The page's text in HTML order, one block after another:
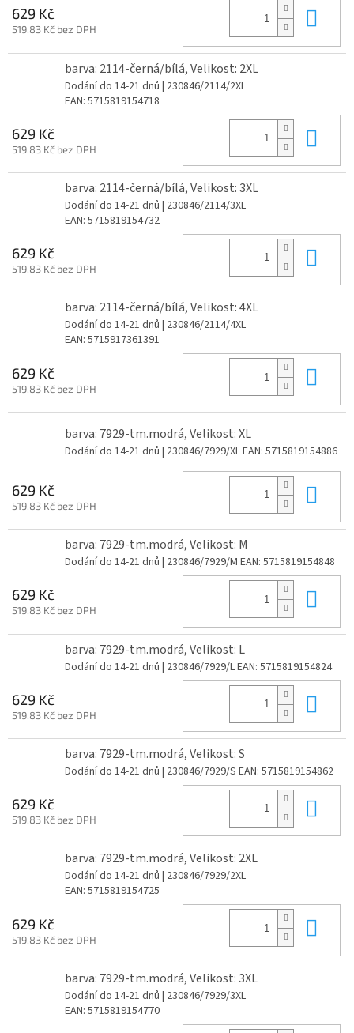
629 Kč
519,83 Kč bez DPH
barva: 2114-černá/bílá, Velikost: 2XL
Dodání do 14-21 dnů | 230846/2114/2XL
EAN: 5715819154718
629 Kč
519,83 Kč bez DPH
barva: 2114-černá/bílá, Velikost: 3XL
Dodání do 14-21 dnů | 230846/2114/3XL
EAN: 5715819154732
629 Kč
519,83 Kč bez DPH
barva: 2114-černá/bílá, Velikost: 4XL
Dodání do 14-21 dnů | 230846/2114/4XL
EAN: 5715917361391
629 Kč
519,83 Kč bez DPH
barva: 7929-tm.modrá, Velikost: XL
Dodání do 14-21 dnů | 230846/7929/XLEAN: 5715819154886
629 Kč
519,83 Kč bez DPH
barva: 7929-tm.modrá, Velikost: M
Dodání do 14-21 dnů | 230846/7929/M EAN: 5715819154848
629 Kč
519,83 Kč bez DPH
barva: 7929-tm.modrá, Velikost: L
Dodání do 14-21 dnů | 230846/7929/LEAN: 5715819154824
629 Kč
519,83 Kč bez DPH
barva: 7929-tm.modrá, Velikost: S
Dodání do 14-21 dnů | 230846/7929/S EAN: 5715819154862
629 Kč
519,83 Kč bez DPH
barva: 7929-tm.modrá, Velikost: 2XL
Dodání do 14-21 dnů | 230846/7929/2XL
EAN: 5715819154725
629 Kč
519,83 Kč bez DPH
barva: 7929-tm.modrá, Velikost: 3XL
Dodání do 14-21 dnů | 230846/7929/3XL
EAN: 5715819154770